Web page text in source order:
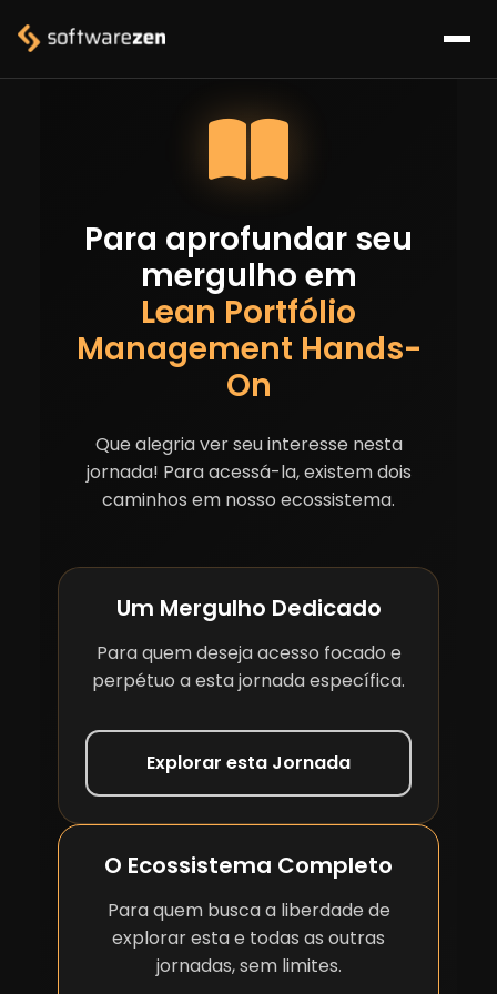
Para aprofundar seu
mergulho em
Lean Portfólio
Management Hands-
On
Que alegria ver seu interesse nesta
jornada! Para acessá-la, existem dois
caminhos em nosso ecossistema.
Um Mergulho Dedicado
Para quem deseja acesso focado e
perpétuo a esta jornada específica.
Explorar esta Jornada
O Ecossistema Completo
Para quem busca a liberdade de
explorar esta e todas as outras
jornadas, sem limites.